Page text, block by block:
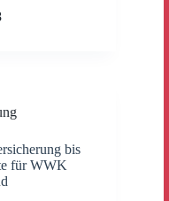
bis
für WWK